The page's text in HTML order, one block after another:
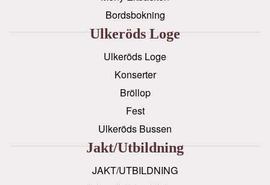
Bordsbokning
Ulkeröds Loge
Ulkeröds Loge
Konserter
Bröllop
Fest
Ulkeröds Bussen
Jakt/utbildning
JAKT/UTBILDNING